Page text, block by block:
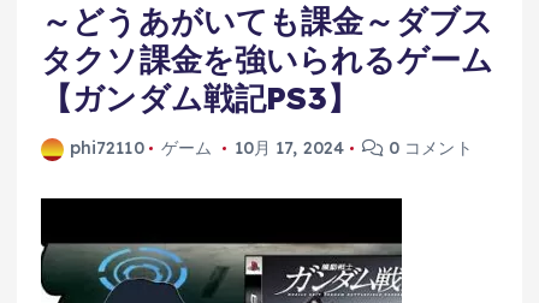
～どうあがいても課金～ダブス
タクソ課金を強いられるゲーム
【ガンダム戦記PS3】
phi72110 ゲーム 10月 17, 2024 0 コメント